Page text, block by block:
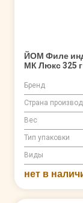
ЙОМ Филе
МК Люкс 325 г
Бренд
Страна
Вес
Тип упаковки
Виды
нет в